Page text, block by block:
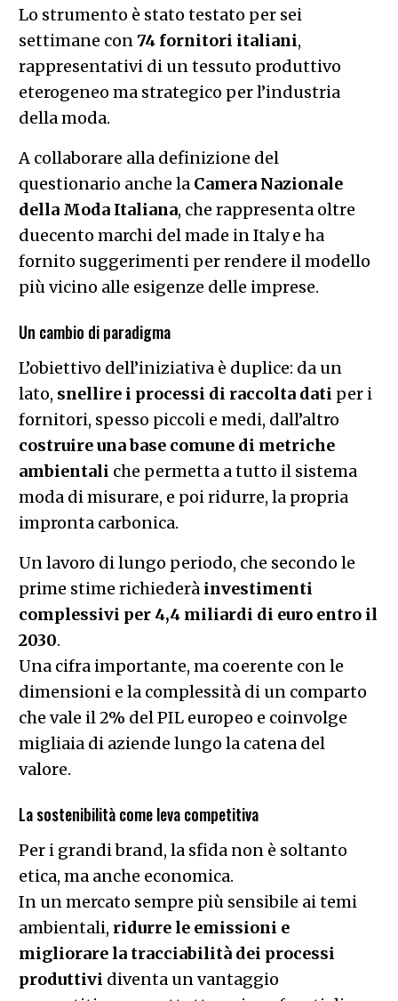
Lo strumento è stato testato per sei
settimane con 74 fornitori italiani,
rappresentativi di un tessuto produttivo
eterogeneo ma strategico per l’industria
della moda.
A collaborare alla definizione del
questionario anche la Camera Nazionale
della Moda Italiana, che rappresenta oltre
duecento marchi del made in Italy e ha
fornito suggerimenti per rendere il modello
più vicino alle esigenze delle imprese.
Un cambio di paradigma
L’obiettivo dell’iniziativa è duplice: da un
lato, snellire i processi di raccolta dati per i
fornitori, spesso piccoli e medi, dall’altro
costruire una base comune di metriche
ambientali che permetta a tutto il sistema
moda di misurare, e poi ridurre, la propria
impronta carbonica.
Un lavoro di lungo periodo, che secondo le
prime stime richiederà investimenti
complessivi per 4,4 miliardi di euro entro il
2030.
Una cifra importante, ma coerente con le
dimensioni e la complessità di un comparto
che vale il 2% del PIL europeo e coinvolge
migliaia di aziende lungo la catena del
valore.
La sostenibilità come leva competitiva
Per i grandi brand, la sfida non è soltanto
etica, ma anche economica.
In un mercato sempre più sensibile ai temi
ambientali, ridurre le emissioni e
migliorare la tracciabilità dei processi
produttivi diventa un vantaggio